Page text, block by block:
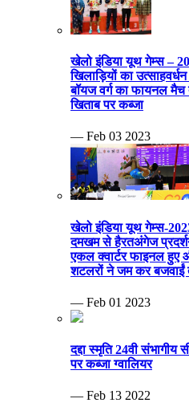
खेलो इंडिया यूथ गेम्स –
खिलाड़ियों का
बॉयज वर्ग का फायनल
खिताब पर कब्जा
— Feb 03 2023
खेलो इंडिया यूथ गेम्स-
दमखम से हैरतअंगेज
एकल क्वार्टर फाइनल हुए
शटलरों ने जम कर बजवाईं
— Feb 01 2023
दद्दा स्मृति 24वी
पर कब्जा ग्वालियर
— Feb 13 2022